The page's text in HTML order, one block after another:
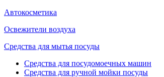
Автокосметика
Освежители воздуха
Средства для мытья посуды
Средства для посудомоечных машин
Средства для ручной мойки посуды